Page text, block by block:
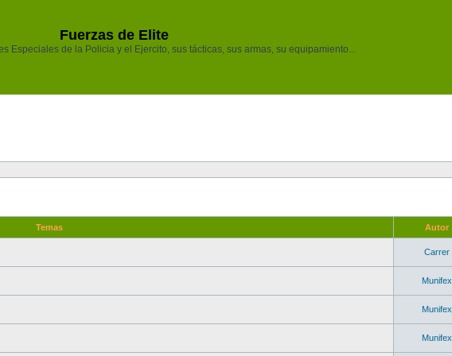
Fuerzas de Elite
Especiales de la Policia y el Ejercito, sus tácticas, sus armas, su equipamiento...
Temas Autor
Carrer
Munifex
Munifex
Munifex